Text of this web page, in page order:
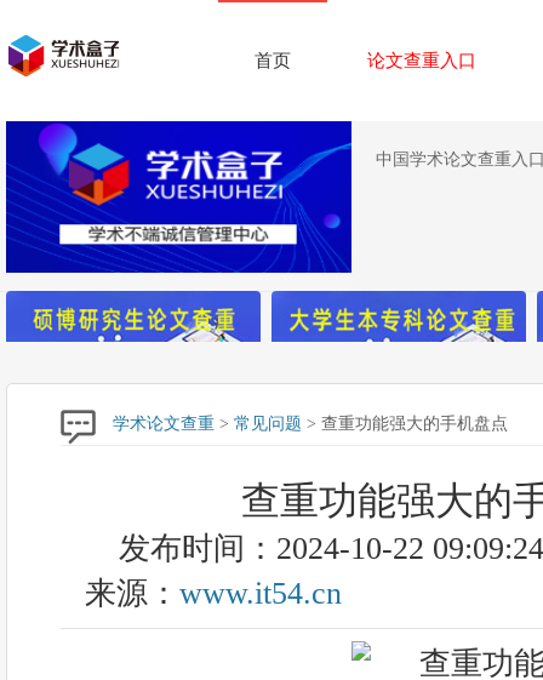
首页 论文查重入口
中国学术论文查重入
学术论文查重 > 常见问题 > 查重功能强大的手机盘点
查重功能强大的
发布时间：2024-10-22 09:09:24
来源： www.it54.cn